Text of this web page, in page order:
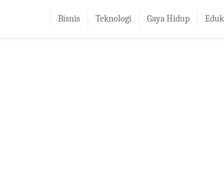
Bisnis Teknologi Gaya Hidup